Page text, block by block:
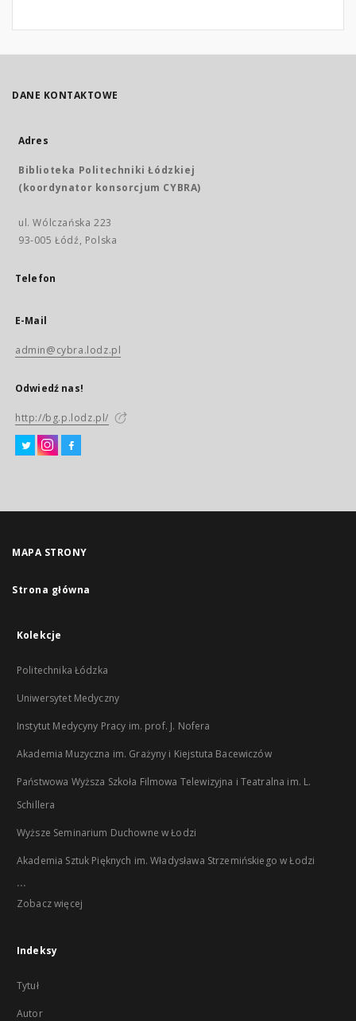
DANE KONTAKTOWE
Adres
Biblioteka Politechniki Łódzkiej
(koordynator konsorcjum CYBRA)
ul. Wólczańska 223
93-005 Łódź, Polska
Telefon
E-Mail
admin@cybra.lodz.pl
Odwiedź nas!
http://bg.p.lodz.pl/
MAPA STRONY
Strona główna
Kolekcje
Politechnika Łódzka
Uniwersytet Medyczny
Instytut Medycyny Pracy im. prof. J. Nofera
Akademia Muzyczna im. Grażyny i Kiejstuta Bacewiczów
Państwowa Wyższa Szkoła Filmowa Telewizyjna i Teatralna im. L.
Schillera
Wyższe Seminarium Duchowne w Łodzi
Akademia Sztuk Pięknych im. Władysława Strzemińskiego w Łodzi
...
Zobacz więcej
Indeksy
Tytuł
Autor